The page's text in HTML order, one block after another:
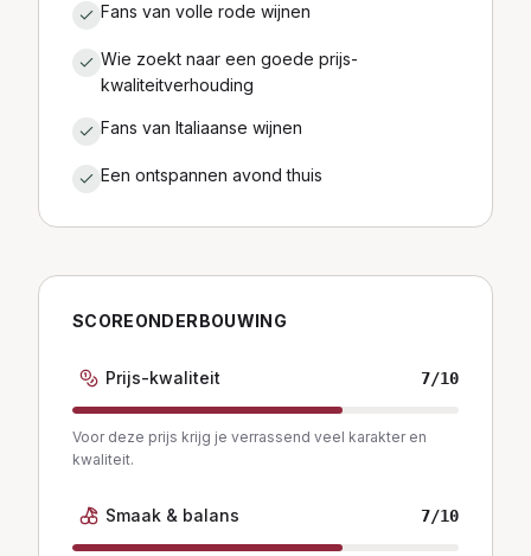
Fans van volle rode wijnen
Wie zoekt naar een goede prijs-
kwaliteitverhouding
Fans van Italiaanse wijnen
Een ontspannen avond thuis
SCOREONDERBOUWING
Prijs-kwaliteit 7/10
Voor deze prijs krijg je verrassend veel karakter en
kwaliteit.
Smaak & balans 7/10